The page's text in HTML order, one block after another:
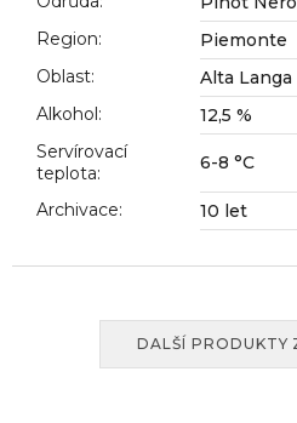
Region:
Piemonte
Oblast:
Alta Langa
Alkohol:
12,5 %
Servírovací
teplota: 6-8 °C
Archivace: 10 let
DALŠÍ PRODUKTY